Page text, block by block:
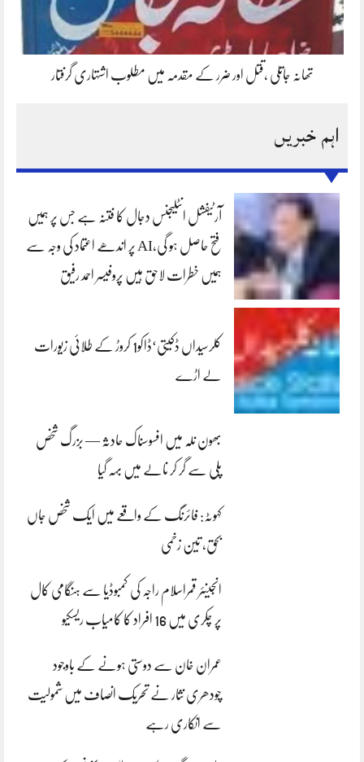
تھانہ جاتلی ،قتل اور ضرر کے مقدمہ میں مطلوب اشتہاری گرفتار
اہم خبریں
آرٹیفشل انٹلیجنس دجال کا فتنہ ہے جس پر ہمیں
فتح حاصل ہو گی،AI پر اندھے اعتماد کی وجہ سے
ہمیں خطرات لاحق ہیں پروفیسر احمد رفیق
کلرسیداں ڈکیتی‘ڈاکو1 کروڑ کے طلائی زیورات
لے اڑے
بھون نلہ میں افسوسناک حادثہ — بزرگ شخص
پلی سے گر کر نالے میں بہہ گیا
کہوٹہ: فائرنگ کے واقعے میں ایک شخص جاں
بحق، تین زخمی
انجینئر قمراسلام راجہ کی کمبوڈیا سے ہنگامی کال
پر چکری میں 16 افراد کا کامیاب ریسکیو
عمران خان سے دوستی ہونے کے باوجود
چودھری نثار نے تحریک انصاف میں شمولیت
سے انکاری رہے